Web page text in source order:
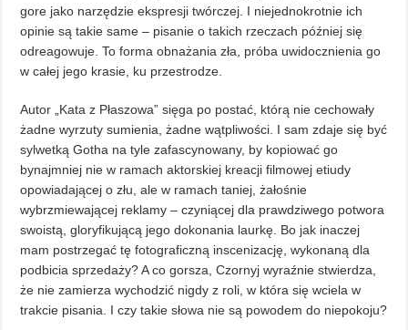
gore jako narzędzie ekspresji twórczej. I niejednokrotnie ich
opinie są takie same – pisanie o takich rzeczach później się
odreagowuje. To forma obnażania zła, próba uwidocznienia go
w całej jego krasie, ku przestrodze.
Autor „Kata z Płaszowa” sięga po postać, którą nie cechowały
żadne wyrzuty sumienia, żadne wątpliwości. I sam zdaje się być
sylwetką Gotha na tyle zafascynowany, by kopiować go
bynajmniej nie w ramach aktorskiej kreacji filmowej etiudy
opowiadającej o złu, ale w ramach taniej, żałośnie
wybrzmiewającej reklamy – czyniącej dla prawdziwego potwora
swoistą, gloryfikującą jego dokonania laurkę. Bo jak inaczej
mam postrzegać tę fotograficzną inscenizację, wykonaną dla
podbicia sprzedaży? A co gorsza, Czornyj wyraźnie stwierdza,
że nie zamierza wychodzić nigdy z roli, w która się wciela w
trakcie pisania. I czy takie słowa nie są powodem do niepokoju?